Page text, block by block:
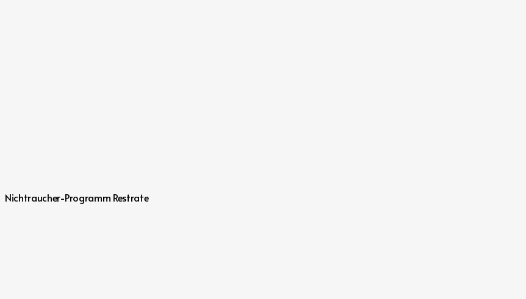
Nichtraucher-Programm Restrate